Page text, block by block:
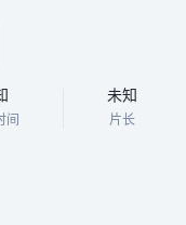
间
未知
片长